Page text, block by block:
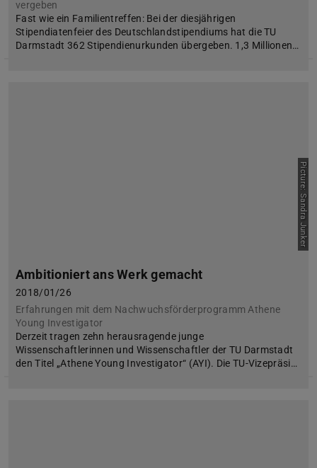
vergeben
Fast wie ein Familientreffen: Bei der diesjährigen
Stipendiatenfeier des Deutschlandstipendiums hat die TU
Darmstadt 362 Stipendienurkunden übergeben. 1,3 Millionen…
Picture: Sandra Junker
Ambitioniert ans Werk gemacht
2018/01/26
Erfahrungen mit dem Nachwuchsförderprogramm Athene
Young Investigator
Derzeit tragen zehn herausragende junge
Wissenschaftlerinnen und Wissenschaftler der TU Darmstadt
den Titel „Athene Young Investigator“ (AYI). Die TU-Vizepräsi…